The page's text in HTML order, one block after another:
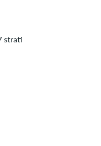
strati